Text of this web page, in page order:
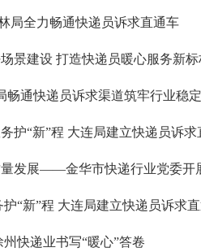
局全力畅通快递员诉求直通车
景建设 打造快递员暖心服务新标
畅通快递员诉求渠道筑牢行业稳
护“新”程 大连局建立快递员诉
发展——金华市快递行业党委开
“新”程 大连局建立快递员诉求
快递业书写“暖心”答卷